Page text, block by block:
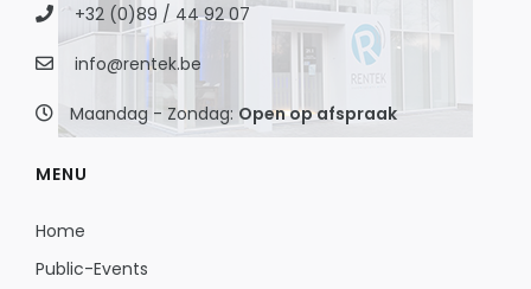
+32 (0)89 / 44 92 07
info@rentek.be
Maandag - Zondag: Open op afspraak
MENU
Home
Public-Events